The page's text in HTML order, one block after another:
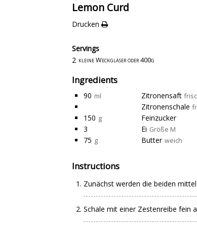
Lemon Curd
Drucken
Servings
2 kleine Weckgläser oder 400g
Ingredients
90 ml Zitronensaft
Zitronenschale
150 g
Feinzucker
3
Ei Größe M
75 g Butter weich
Instructions
Zunächst werden die beiden
Schale mit einer Zestenreibe fein